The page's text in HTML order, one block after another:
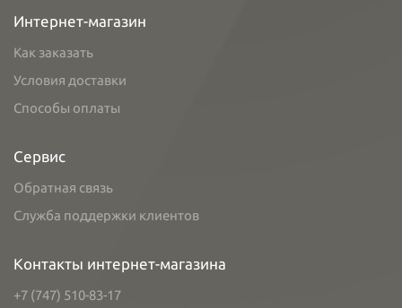
Интернет-магазин
Как заказать
Условия доставки
Способы оплаты
Сервис
Обратная связь
Служба поддержки клиентов
Контакты интернет-магазина
+7 (747) 510-83-17